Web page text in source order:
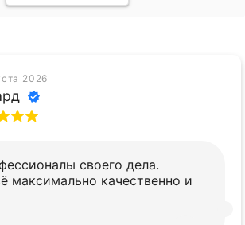
2026
своего дела.
максимально качественно и